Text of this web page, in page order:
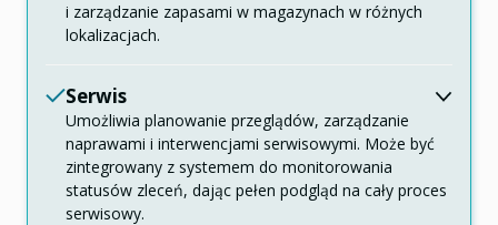
i zarządzanie zapasami w magazynach w różnych
lokalizacjach.
Serwis
Umożliwia planowanie przeglądów, zarządzanie
naprawami i interwencjami serwisowymi. Może być
zintegrowany z systemem do monitorowania
statusów zleceń, dając pełen podgląd na cały proces
serwisowy.